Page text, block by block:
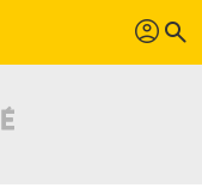
profil search